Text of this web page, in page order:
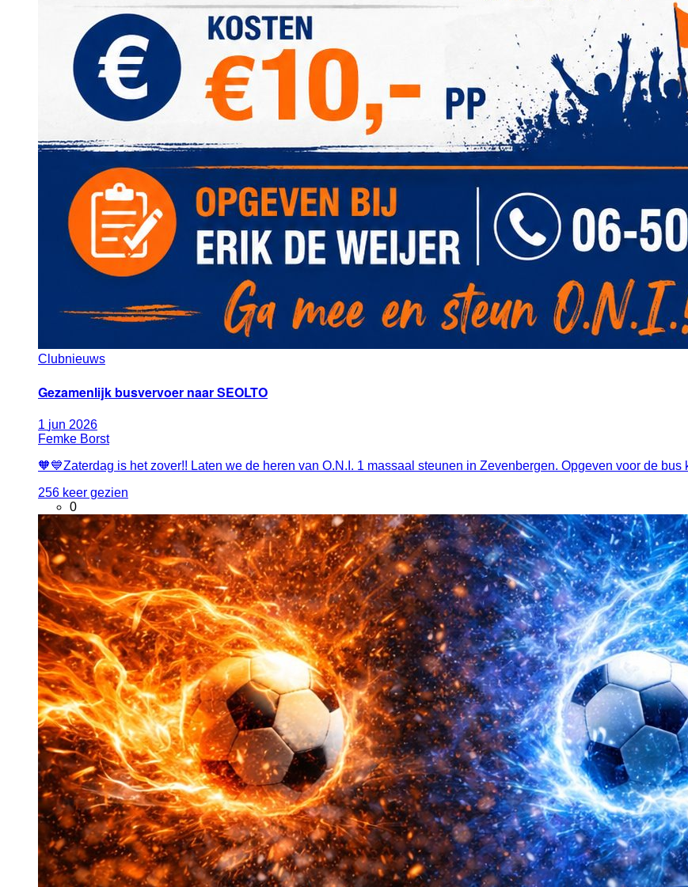
Clubnieuws
Gezamenlijk busvervoer naar SEOLTO
1 jun 2026
Femke Borst
🧡💙Zaterdag is het zover!! Laten we de heren van O.N.I. 1 massaal steunen in Zevenbergen. Opgeven voor de
256 keer gezien
0